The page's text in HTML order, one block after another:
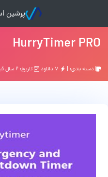
پرشین
HurryTimer PRO
دسته بندی: | تاریخ: ۲ سال قبل